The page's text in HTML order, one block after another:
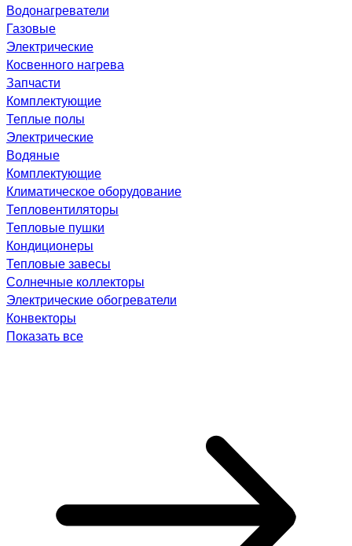
Водонагреватели
Газовые
Электрические
Косвенного нагрева
Запчасти
Комплектующие
Теплые полы
Электрические
Водяные
Комплектующие
Климатическое оборудование
Тепловентиляторы
Тепловые пушки
Кондиционеры
Тепловые завесы
Солнечные коллекторы
Электрические обогреватели
Конвекторы
Показать все